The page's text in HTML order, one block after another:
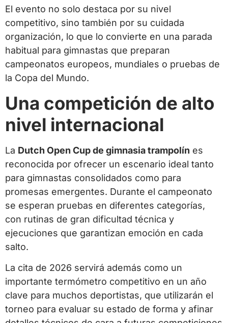
El evento no solo destaca por su nivel
competitivo, sino también por su cuidada
organización, lo que lo convierte en una parada
habitual para gimnastas que preparan
campeonatos europeos, mundiales o pruebas de
la Copa del Mundo.
Una competición de alto
nivel internacional
La Dutch Open Cup de gimnasia trampolín es
reconocida por ofrecer un escenario ideal tanto
para gimnastas consolidados como para
promesas emergentes. Durante el campeonato
se esperan pruebas en diferentes categorías,
con rutinas de gran dificultad técnica y
ejecuciones que garantizan emoción en cada
salto.
La cita de 2026 servirá además como un
importante termómetro competitivo en un año
clave para muchos deportistas, que utilizarán el
torneo para evaluar su estado de forma y afinar